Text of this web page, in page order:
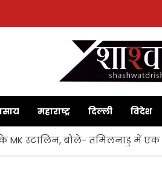
महाराष्ट्र दिल्ली विदेश
MK स्टालिन, बोले- तमिलनाडु में